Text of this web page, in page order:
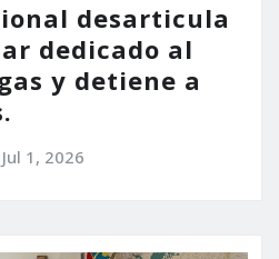
desarticula
dedicado al
y detiene a
Jul 1, 2026